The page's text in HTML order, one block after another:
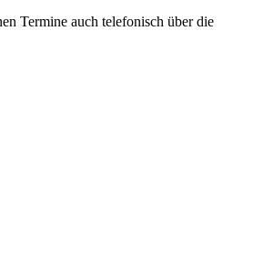
Termine auch telefonisch über die